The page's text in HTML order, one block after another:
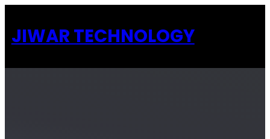
JIWAR TECHNOLOGY